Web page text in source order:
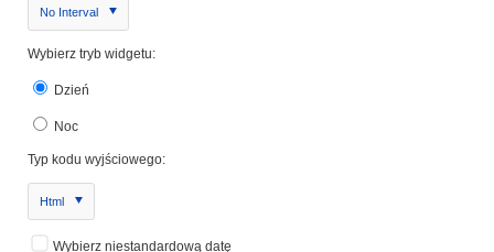
No Interval
Wybierz tryb widgetu:
Dzień
Noc
Typ kodu wyjściowego:
Html
Wybierz niestandardową datę